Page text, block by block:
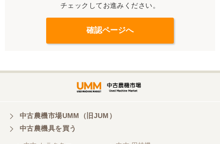
チェックしてお進みください。
中古農機市場UMM（旧JUM）
中古農機具を買う